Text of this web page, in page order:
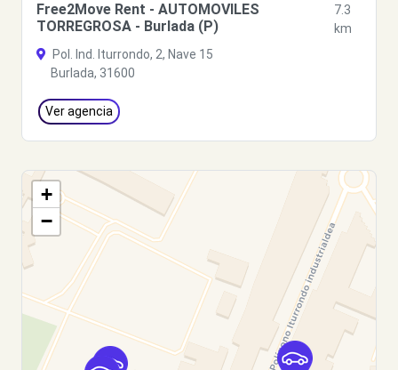
Free2Move Rent - AUTOMOVILES
TORREGROSA - Burlada (P)
7.3
km
Pol. Ind. Iturrondo, 2, Nave 15
Burlada, 31600
Ver agencia
+
−